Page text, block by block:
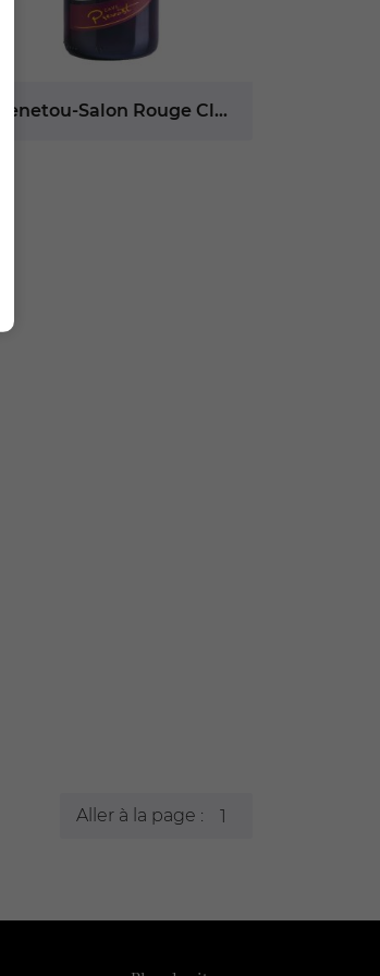
Menetou-Salon Rouge Classic
Aller à la page :